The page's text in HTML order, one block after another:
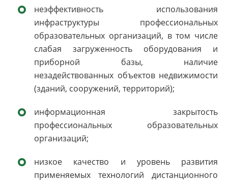
неэффективность использования
инфраструктуры профессиональных
образовательных организаций, в том числе
слабая загруженность оборудования и
приборной базы, наличие
незадействованных объектов недвижимости
(зданий, сооружений, территорий);
информационная закрытость
профессиональных образовательных
организаций;
низкое качество и уровень развития
применяемых технологий дистанционного